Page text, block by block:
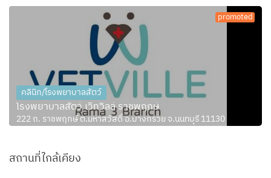
promoted
คลินิก/โรงพยาบาลสัตว์
โรงพยาบาลสัตว์ เว็ทวิลล์ ราชพฤกษ์
222 ถ. ราชพฤกษ์ ต.มหาสวัสดิ์ อ.บางกรวย จ.นนทบุรี 11130
สถานที่ใกล้เคียง